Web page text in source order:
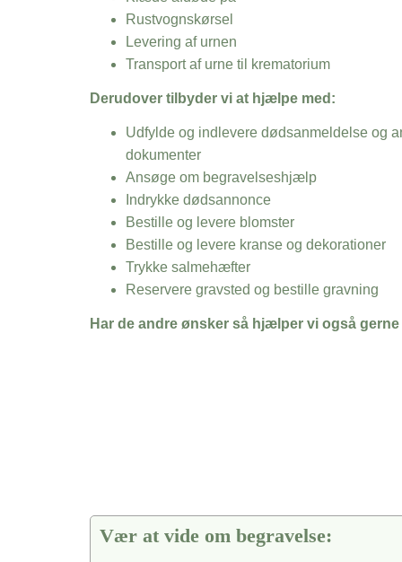
Rustvognskørsel
Levering af urnen
Transport af urne til krematorium
Derudover tilbyder vi at hjælpe med:
Udfylde og indlevere dødsanmeldelse og
dokumenter
Ansøge om begravelseshjælp
Indrykke dødsannonce
Bestille og levere blomster
Bestille og levere kranse og dekorationer
Trykke salmehæfter
Reservere gravsted og bestille gravning
Har de andre ønsker så hjælper vi også gerne
Vær at vide om begravelse: